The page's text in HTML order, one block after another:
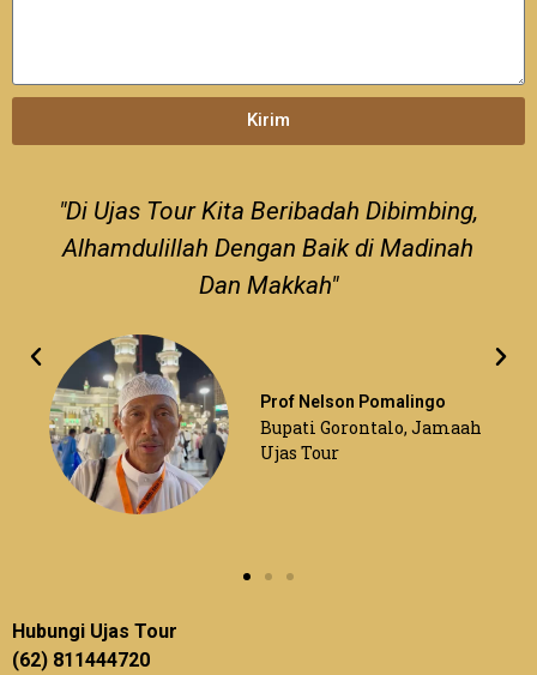
Kirim
"Di Ujas Tour Kita Beribadah Dibimbing,
Alhamdulillah Dengan Baik di Madinah
Dan Makkah"
Prof Nelson Pomalingo
Bupati Gorontalo, Jamaah
Ujas Tour
Hubungi Ujas Tour
(62) 811444720